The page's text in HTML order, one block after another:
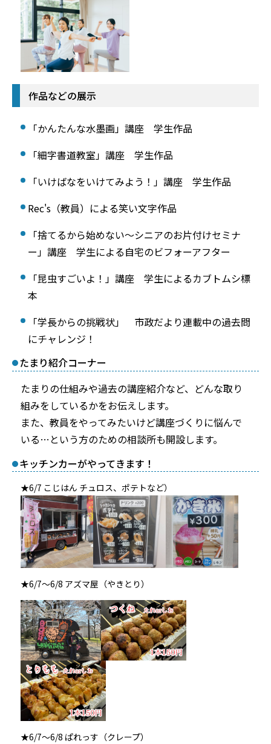
作品などの展示
「かんたんな水墨画」講座 学生作品
「細字書道教室」講座 学生作品
「いけばなをいけてみよう！」講座 学生作品
Rec's（教員）による笑い文字作品
「捨てるから始めない～シニアのお片付けセミナ
ー」講座 学生による自宅のビフォーアフター
「昆虫すごいよ！」講座 学生によるカブトムシ標
本
「学長からの挑戦状」 市政だより連載中の過去問
にチャレンジ！
たまり紹介コーナー
たまりの仕組みや過去の講座紹介など、どんな取り
組みをしているかをお伝えします。
また、教員をやってみたいけど講座づくりに悩んで
いる…という方のための相談所も開設します。
キッチンカーがやってきます！
★6/7 こじはん チュロス、ポテトなど）
★6/7～6/8 アズマ屋（やきとり）
★6/7～6/8 ぱれっす（クレープ）